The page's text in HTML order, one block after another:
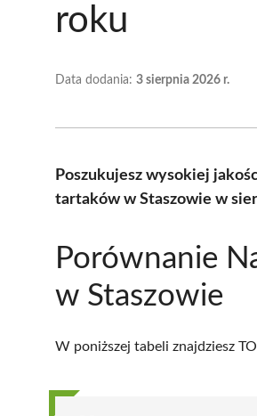
roku
Data dodania: 3 sierpnia 2026 r.
Poszukujesz wysokiej
tartaków w Staszowie w
Porównanie
w Staszowie
W poniższej tabeli znajdziesz